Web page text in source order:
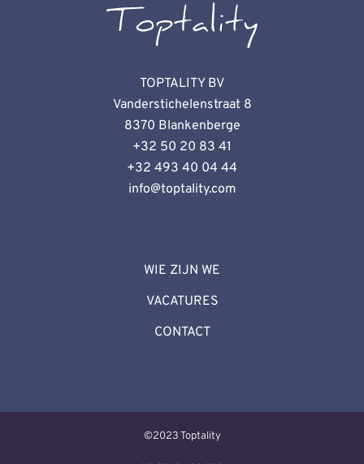
TOPTALITY BV
Vanderstichelenstraat 8
8370 Blankenberge
+32 50 20 83 41
+32 493 40 04 44
info@toptality.com
WIE ZIJN WE
VACATURES
CONTACT
©2023 Toptality